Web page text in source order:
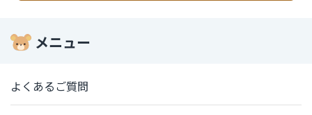
メニュー
よくあるご質問